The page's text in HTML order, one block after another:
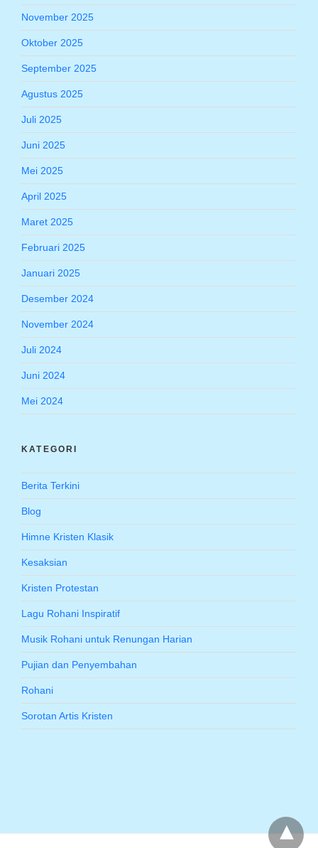
November 2025
Oktober 2025
September 2025
Agustus 2025
Juli 2025
Juni 2025
Mei 2025
April 2025
Maret 2025
Februari 2025
Januari 2025
Desember 2024
November 2024
Juli 2024
Juni 2024
Mei 2024
KATEGORI
Berita Terkini
Blog
Himne Kristen Klasik
Kesaksian
Kristen Protestan
Lagu Rohani Inspiratif
Musik Rohani untuk Renungan Harian
Pujian dan Penyembahan
Rohani
Sorotan Artis Kristen